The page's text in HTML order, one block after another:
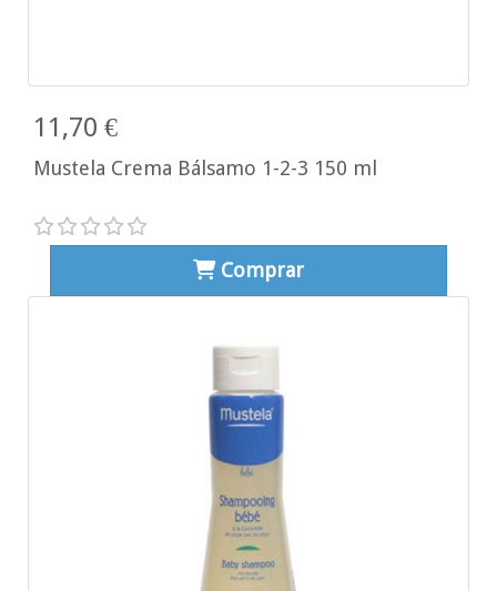
11,70 €
Mustela Crema Bálsamo 1-2-3 150 ml
Comprar